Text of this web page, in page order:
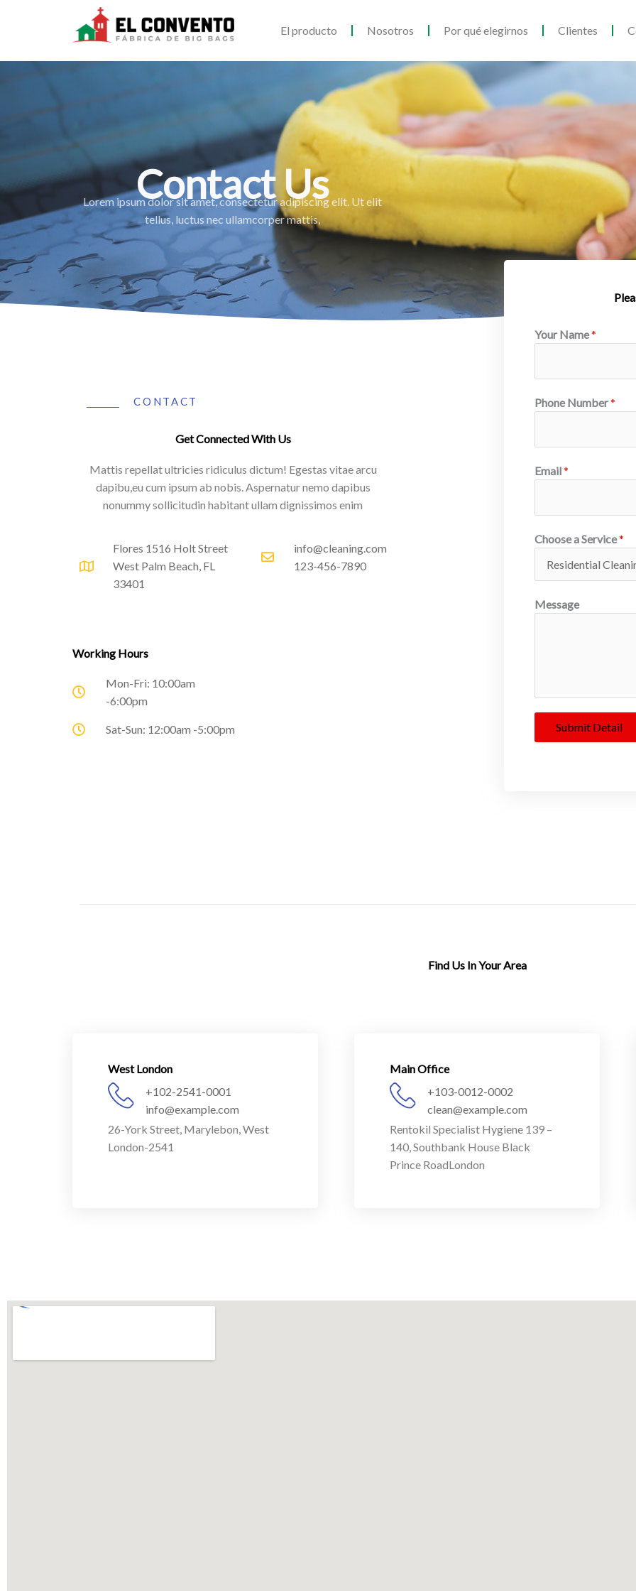
El producto Nosotros Por qué elegirnos Clientes
Contact Us
Lorem ipsum dolor sit amet, consectetur adipiscing elit. Ut elit
tellus, luctus nec ullamcorper mattis,
CONTACT
Get Connected With Us
Mattis repellat ultricies ridiculus dictum! Egestas vitae arcu
dapibu,eu cum ipsum ab nobis. Aspernatur nemo dapibus
nonummy sollicitudin habitant ullam dignissimos enim
Flores 1516 Holt Street
West Palm Beach, FL
33401
info@cleaning.com
123-456-7890
Working Hours
Mon-Fri: 10:00am
-6:00pm
Sat-Sun: 12:00am -5:00pm
Your Name*
Phone Number*
Email*
Choose a Service*
Message
Submit Detail
Find Us In Your Area
West London
+102-2541-0001
info@example.com
26-York Street, Marylebon, West
London-2541
Main Office
+103-0012-0002
clean@example.com
Rentokil Specialist Hygiene 139 –
140, Southbank House Black
Prince RoadLondon